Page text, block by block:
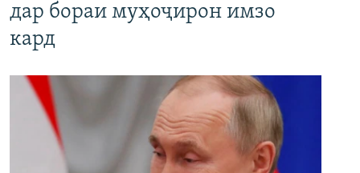
дар бораи муҳоҷирон имзо
кард